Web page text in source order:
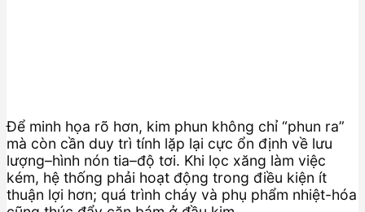
Để minh họa rõ hơn, kim phun không chỉ “phun ra”
mà còn cần duy trì tính lặp lại cực ổn định về lưu
lượng–hình nón tia–độ tơi. Khi lọc xăng làm việc
kém, hệ thống phải hoạt động trong điều kiện ít
thuận lợi hơn; quá trình cháy và phụ phẩm nhiệt-hóa